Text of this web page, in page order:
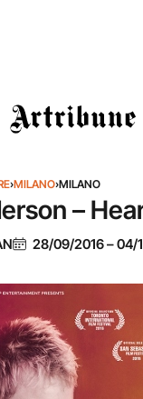
Artribune
›MILANO›MILANO
–
28/09/2016–04/